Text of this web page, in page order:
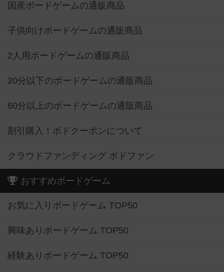
国産ボードゲームの通販商品
子供向けボードゲームの通販商品
2人用ボードゲームの通販商品
20分以下のボードゲームの通販商品
60分以上のボードゲームの通販商品
割引購入！ボドクーポンについて
クラウドファンディング ボドファン
おすすめボードゲーム
お気に入りボードゲーム TOP50
興味ありボードゲーム TOP50
経験ありボードゲーム TOP50